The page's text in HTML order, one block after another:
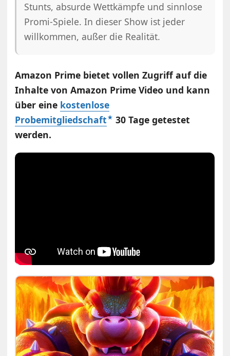
Stunts, absurde Wettkämpfe und sinnlose
Promi-Spiele. In dieser Show ist jeder
willkommen, außer die Realität.
Amazon Prime bietet vollen Zugriff auf die
Inhalte von Amazon Prime Video und kann
über eine kostenlose
Probemitgliedschaft
30 Tage getestet
werden.